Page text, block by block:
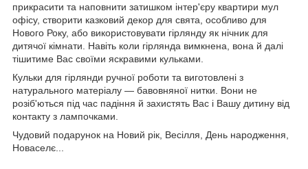
прикрасити та наповнити затишком інтер'єру квартири мул
офісу, створити казковий декор для свята, особливо для
Нового Року, або використовувати гірлянду як нічник для
дитячої кімнати. Навіть коли гірлянда вимкнена, вона й далі
тішитиме Вас своїми яскравими кульками.
Кульки для гірлянди ручної роботи та виготовлені з
натурального матеріалу — бавовняної нитки. Вони не
розіб'ються під час падіння й захистять Вас і Вашу дитину від
контакту з лампочками.
Чудовий подарунок на Новий рік, Весілля, День народження,
Новаселє...